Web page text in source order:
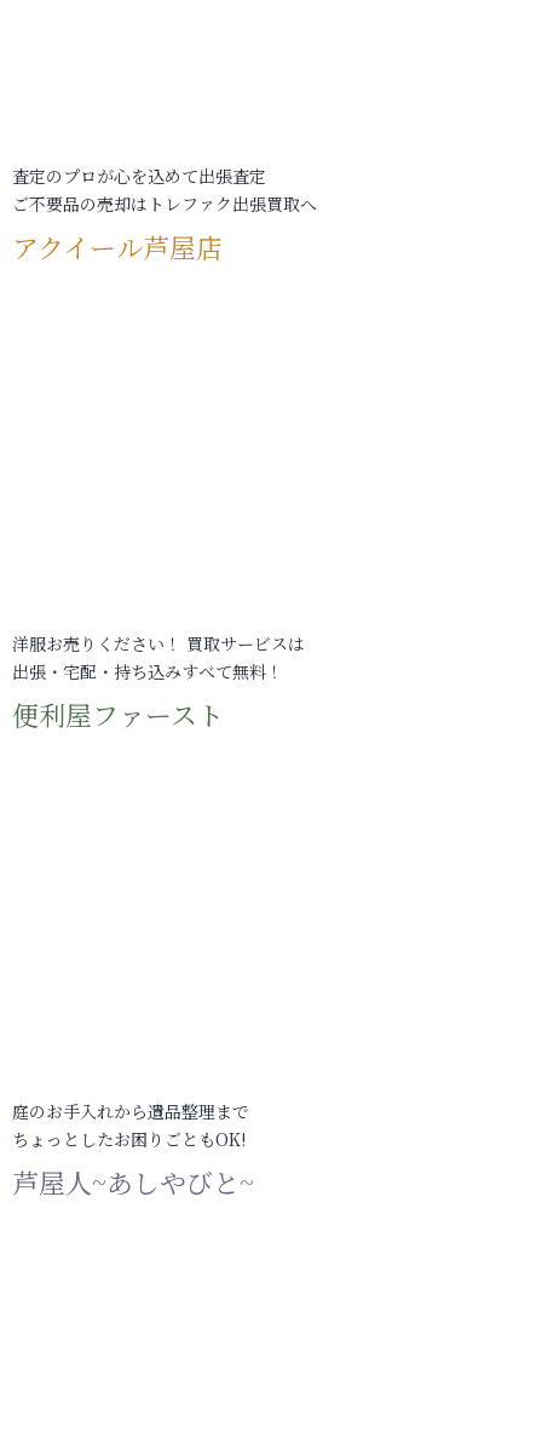
査定のプロが心を込めて出張査定
ご不要品の売却はトレファク出張買取へ
アクイール芦屋店
洋服お売りください！ 買取サービスは
出張・宅配・持ち込みすべて無料！
便利屋ファースト
庭のお手入れから遺品整理まで
ちょっとしたお困りごともOK!
芦屋人~あしやびと~